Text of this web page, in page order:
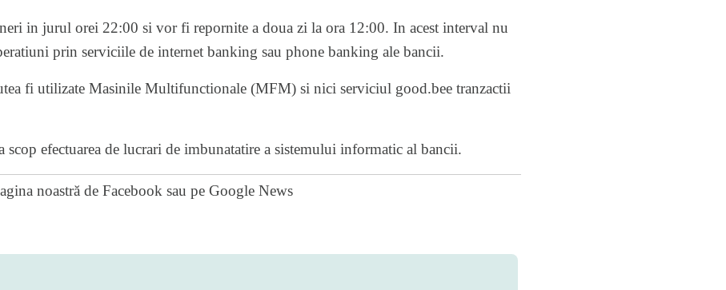
in jurul orei 22:00 si vor fi repornite a doua zi la ora 12:00. In acest interval nu
prin serviciile de internet banking sau phone banking ale bancii.
fi utilizate Masinile Multifunctionale (MFM) si nici serviciul good.bee tranzactii
scop efectuarea de lucrari de imbunatatire a sistemului informatic al bancii.
noastră de Facebook sau pe Google News